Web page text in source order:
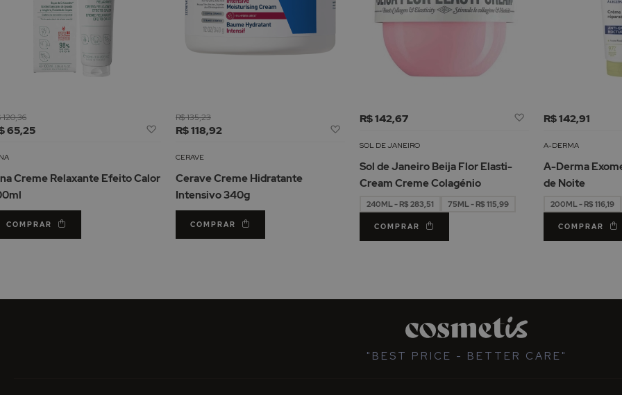
65,25
120,36
Adicionar
Lista
Desejos
Creme Relaxante Efeito Calor
COMPRAR
R$ 118,92
R$ 135,23
Desejos
CERAVE
Cerave Creme Hidratante
Intensivo 340g
COMPRAR
R$ 142,67
Adicionar
Lista
Desejos
SOL DE JANEIRO
Sol de Janeiro Beija Flor Elasti-
Cream Creme Colagénio
240ML - R$ 283,51 75ML - R$ 115,99
COMPRAR
R$ 142,91
A-DERMA
A-Derma
de Noite
200ML - R$ 116,19
COMPRAR
"BEST PRICE - BETTER CARE"